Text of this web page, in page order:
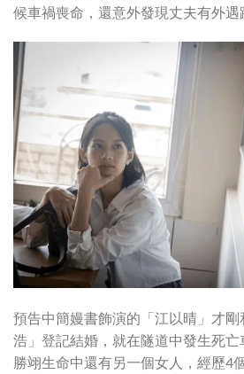
候車禍喪命，還意外發現丈夫有外遇
預告中簡嫚書飾演的「江以晴」才
浩」登記結婚，就在隧道中發生死
勝翊生命中還有另一個女人，經歷4